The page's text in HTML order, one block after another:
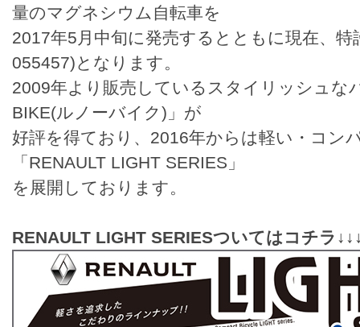
量のマグネシウム自転車を
2017年5月中旬に発売するとともに現在、特
055457)となります。
2009年より販売しているスタイリッシュな
BIKE(ルノーバイク)」が
好評を得ており、2016年からは軽い・コン
「RENAULT LIGHT SERIES」
を展開しております。
RENAULT LIGHT SERIESついてはコチラ